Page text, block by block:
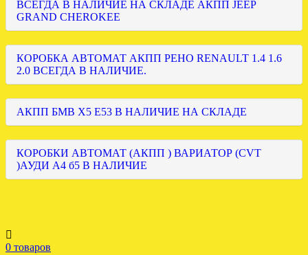
ВСЕГДА В НАЛИЧИЕ НА СКЛАДЕ АКПП JEEP
GRAND CHEROKEE
КОРОБКА АВТОМАТ АКПП РЕНО RENAULT 1.4 1.6
2.0 ВСЕГДА В НАЛИЧИЕ.
АКПП БМВ Х5 Е53 В НАЛИЧИЕ НА СКЛАДЕ
КОРОБКИ АВТОМАТ (АКПП ) ВАРИАТОР (CVT
)АУДИ А4 б5 В НАЛИЧИЕ
0 товаров